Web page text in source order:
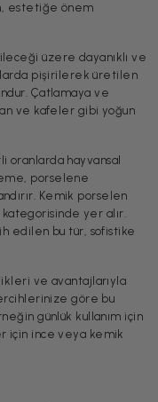
estetiğe önem
üzere dayanıklı ve
pişirilerek üretilen
Çatlamaya ve
ve kafeler gibi yoğun
oranlarda hayvansal
porselene
Kemik porselen
kategorisinde yer alır.
edilen bu tür, sofistike
ve avantajlarıyla
göre bu
günlük kullanım için
için ince veya kemik